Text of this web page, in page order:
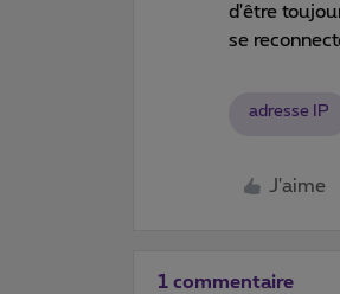
d'être
se
adresse IP
J'aime
1 commentaire